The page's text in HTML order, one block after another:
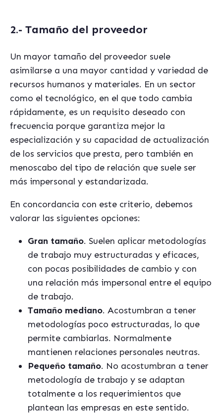
2.- Tamaño del proveedor
Un mayor tamaño del proveedor suele
asimilarse a una mayor cantidad y variedad de
recursos humanos y materiales. En un sector
como el tecnológico, en el que todo cambia
rápidamente, es un requisito deseado con
frecuencia porque garantiza mejor la
especialización y su capacidad de actualización
de los servicios que presta, pero también en
menoscabo del tipo de relación que suele ser
más impersonal y estandarizada.
En concordancia con este criterio, debemos
valorar las siguientes opciones:
Gran tamaño. Suelen aplicar metodologías
de trabajo muy estructuradas y eficaces,
con pocas posibilidades de cambio y con
una relación más impersonal entre el equipo
de trabajo.
Tamaño mediano. Acostumbran a tener
metodologías poco estructuradas, lo que
permite cambiarlas. Normalmente
mantienen relaciones personales neutras.
Pequeño tamaño. No acostumbran a tener
metodología de trabajo y se adaptan
totalmente a los requerimientos que
plantean las empresas en este sentido.